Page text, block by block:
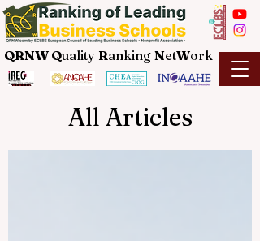
QRNW Quality Ranking NetWork
All Articles